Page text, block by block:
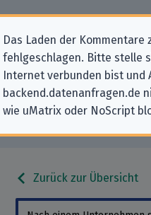
Das Laden der Kommentare
fehlgeschlagen. Bitte stelle
Internet verbunden bist und
backend.datenanfragen.de
wie uMatrix oder NoScript
Datenschutz-
„HelloFresh
Zurück zur Übersicht